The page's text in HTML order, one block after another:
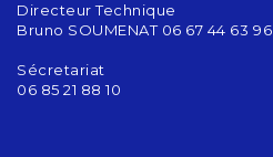
Directeur Technique
Bruno SOUMENAT 06 67 44 63 96
Sécretariat
06 85 21 88 10